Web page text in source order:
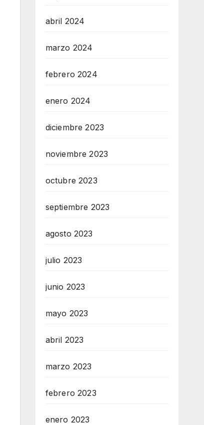
abril 2024
marzo 2024
febrero 2024
enero 2024
diciembre 2023
noviembre 2023
octubre 2023
septiembre 2023
agosto 2023
julio 2023
junio 2023
mayo 2023
abril 2023
marzo 2023
febrero 2023
enero 2023